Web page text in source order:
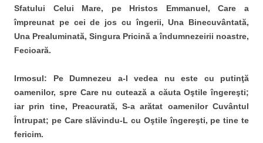
Sfatului Celui Mare, pe Hristos Emmanuel, Care a
împreunat pe cei de jos cu îngerii, Una Binecuvântată,
Una Prealuminată, Singura Pricină a îndumnezeirii noastre,
Fecioară.
Irmosul: Pe Dumnezeu a-l vedea nu este cu putinţă
oamenilor, spre Care nu cutează a căuta Oştile îngereşti;
iar prin tine, Preacurată, S-a arătat oamenilor Cuvântul
Întrupat; pe Care slăvindu-L cu Oştile îngereşti, pe tine te
fericim.